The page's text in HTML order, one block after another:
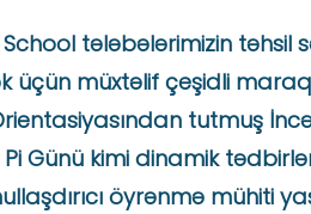
tələbələrimizin təhsil
üçün müxtəlif çeşidli
tutmuş
Pi Günü kimi dinamik
öyrənmə mühiti